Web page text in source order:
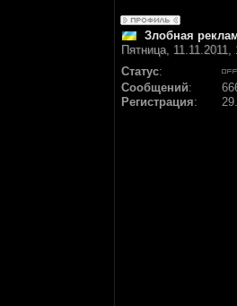
Злобная
Пятница, 11.11.2011,
Статус:
Сообщений:
Регистрация: